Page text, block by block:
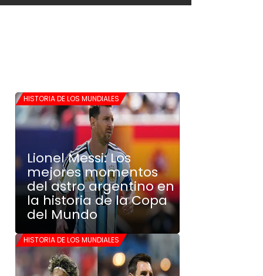
HISTORIA DE LOS MUNDIALES
Lionel Messi: Los
mejores momentos
del astro argentino en
la historia de la Copa
del Mundo
HISTORIA DE LOS MUNDIALES